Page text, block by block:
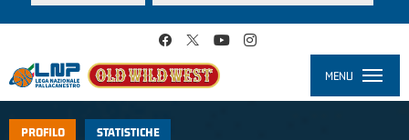
MENU
PROFILO STATISTICHE